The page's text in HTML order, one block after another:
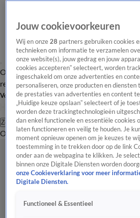
Overzicht Laatste nieuws Regionieuws Het
redactie
Volg Hart van Nederland
Zoeken
OverzichtRegioUitzendingenWeerTip
Jouw cookievoorkeuren
Wij en onze28 partners gebruiken cookies
technieken om informatie te verzamelen
onze website(s), jouw gedrag en jouw
cookies accepteren” selecteert, worden
ingeschakeld om onze advertenties en
personaliseren, onze producten en diensten
de prestaties van advertenties en content
„Huidige keuze opslaan” selecteert of je
worden deze trackingtechnologieën
dan enkel functionele en essentiële cookies
laten functioneren en veilig te houden. Je
moment opnieuw openen om je keuzes te
toestemming in te trekken door op de link
onder aan de webpagina te klikken. Je
binnen onze Digitale Diensten worden
onze Cookieverklaring voor meer
Digitale Diensten.
Functioneel & Essentieel